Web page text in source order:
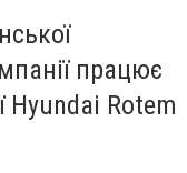
працює
Hyundai Rotem